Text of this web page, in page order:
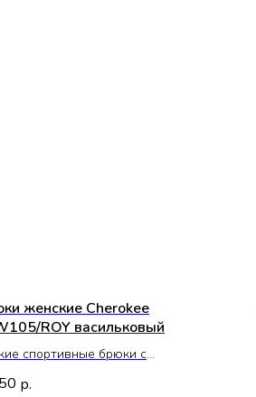
женские Cherokee
ROY васильковый
спортивные брюки с
карманы брюк плюс
р.